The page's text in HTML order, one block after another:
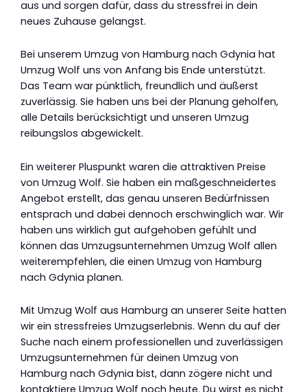
aus und sorgen dafür, dass du stressfrei in dein
neues Zuhause gelangst.
Bei unserem Umzug von Hamburg nach Gdynia hat
Umzug Wolf uns von Anfang bis Ende unterstützt.
Das Team war pünktlich, freundlich und äußerst
zuverlässig. Sie haben uns bei der Planung geholfen,
alle Details berücksichtigt und unseren Umzug
reibungslos abgewickelt.
Ein weiterer Pluspunkt waren die attraktiven Preise
von Umzug Wolf. Sie haben ein maßgeschneidertes
Angebot erstellt, das genau unseren Bedürfnissen
entsprach und dabei dennoch erschwinglich war. Wir
haben uns wirklich gut aufgehoben gefühlt und
können das Umzugsunternehmen Umzug Wolf allen
weiterempfehlen, die einen Umzug von Hamburg
nach Gdynia planen.
Mit Umzug Wolf aus Hamburg an unserer Seite hatten
wir ein stressfreies Umzugserlebnis. Wenn du auf der
Suche nach einem professionellen und zuverlässigen
Umzugsunternehmen für deinen Umzug von
Hamburg nach Gdynia bist, dann zögere nicht und